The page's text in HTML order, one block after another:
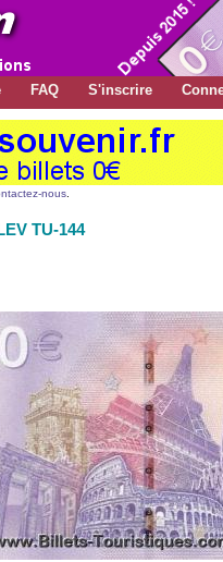
FAQ S'inscrire
nous.
TU-144